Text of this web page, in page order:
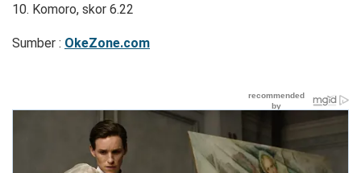
10. Komoro, skor 6.22
Sumber : OkeZone.com